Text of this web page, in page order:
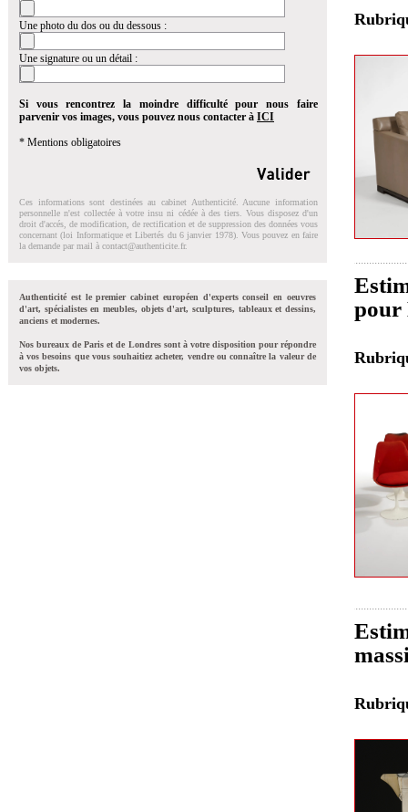
Une photo du dos ou du dessous :
Une signature ou un détail :
Si vous rencontrez la moindre difficulté pour nous faire
parvenir vos images, vous pouvez nous contacter à ICI
* Mentions obligatoires
Ces informations sont destinées au cabinet Authenticité. Aucune information
personnelle n'est collectée à votre insu ni cédée à des tiers. Vous disposez d'un
droit d'accés, de modification, de rectification et de suppression des données vous
concernant (loi Informatique et Libertés du 6 janvier 1978). Vous pouvez en faire
la demande par mail à contact@authenticite.fr.
Authenticité est le premier cabinet européen d'experts conseil en oeuvres
d'art, spécialistes en meubles, objets d'art, sculptures, tableaux et dessins,
anciens et modernes.
Nos bureaux de Paris et de Londres sont à votre disposition pour répondre
à vos besoins que vous souhaitiez acheter, vendre ou connaître la valeur de
vos objets.
pour